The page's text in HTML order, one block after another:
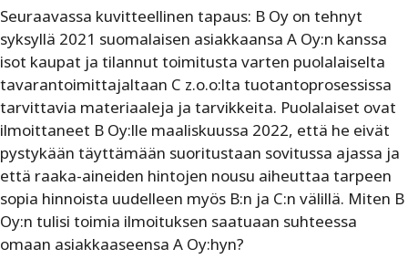
Seuraavassa kuvitteellinen tapaus: B Oy on tehnyt
syksyllä 2021 suomalaisen asiakkaansa A Oy:n kanssa
isot kaupat ja tilannut toimitusta varten puolalaiselta
tavarantoimittajaltaan C z.o.o:lta tuotantoprosessissa
tarvittavia materiaaleja ja tarvikkeita. Puolalaiset ovat
ilmoittaneet B Oy:lle maaliskuussa 2022, että he eivät
pystykään täyttämään suoritustaan sovitussa ajassa ja
että raaka-aineiden hintojen nousu aiheuttaa tarpeen
sopia hinnoista uudelleen myös B:n ja C:n välillä. Miten B
Oy:n tulisi toimia ilmoituksen saatuaan suhteessa
omaan asiakkaaseensa A Oy:hyn?